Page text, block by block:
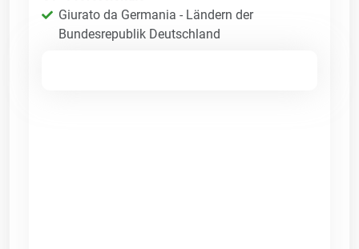
Giurato da Germania - Ländern der
Bundesrepublik Deutschland